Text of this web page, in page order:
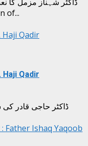
of...
Qadir
Qadir
Father Ishaq Yaqoob